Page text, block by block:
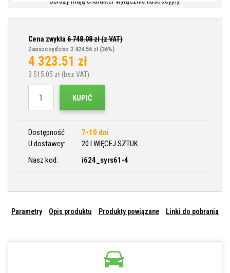
Cena zwykła 6 748.08zł (z VAT)
Zaoszczędzisz 2 424.56 zł (36%)
4 323.51 zł
3 515.05 zł (bez VAT)
KUPIĆ
Dostępność
7-10 dni
U dostawcy:
20 I WIĘCEJ SZTUK
Nasz kod:
i624_syrs61-4
Parametry Opis produktu Produkty powiązane Linki do pobrania